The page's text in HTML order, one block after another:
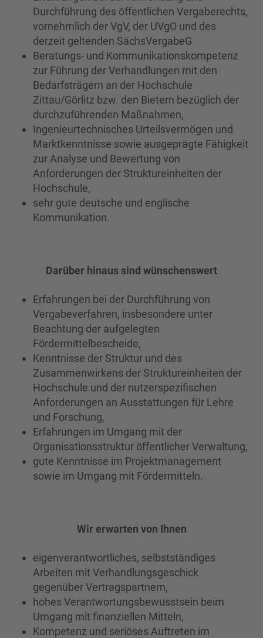
Durchführung des öffentlichen Vergaberechts,
vornehmlich der VgV, der UVgO und des
derzeit geltenden SächsVergabeG
Beratungs- und Kommunikationskompetenz
zur Führung der Verhandlungen mit den
Bedarfsträgern an der Hochschule
Zittau/Görlitz bzw. den Bietern bezüglich der
durchzuführenden Maßnahmen,
Ingenieurtechnisches Urteilsvermögen und
Marktkenntnisse sowie ausgeprägte Fähigkeit
zur Analyse und Bewertung von
Anforderungen der Struktureinheiten der
Hochschule,
sehr gute deutsche und englische
Kommunikation.
Darüber hinaus sind wünschenswert
Erfahrungen bei der Durchführung von
Vergabeverfahren, insbesondere unter
Beachtung der aufgelegten
Fördermittelbescheide,
Kenntnisse der Struktur und des
Zusammenwirkens der Struktureinheiten der
Hochschule und der nutzerspezifischen
Anforderungen an Ausstattungen für Lehre
und Forschung,
Erfahrungen im Umgang mit der
Organisationsstruktur öffentlicher Verwaltung,
gute Kenntnisse im Projektmanagement
sowie im Umgang mit Fördermitteln.
Wir erwarten von Ihnen
eigenverantwortliches, selbstständiges
Arbeiten mit Verhandlungsgeschick
gegenüber Vertragspartnern,
hohes Verantwortungsbewusstsein beim
Umgang mit finanziellen Mitteln,
Kompetenz und seriöses Auftreten im